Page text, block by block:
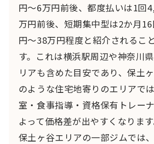
円〜6万円前後、都度払いは1回
万円前後、短期集中型は2か月
円〜38万円程度と紹介されるこ
す。これは横浜駅周辺や神奈川
リアも含めた目安であり、保土
のような住宅地寄りのエリアで
室・食事指導・資格保有トレー
よって価格差が出やすくなりま
保土ヶ谷エリアの一部ジムでは